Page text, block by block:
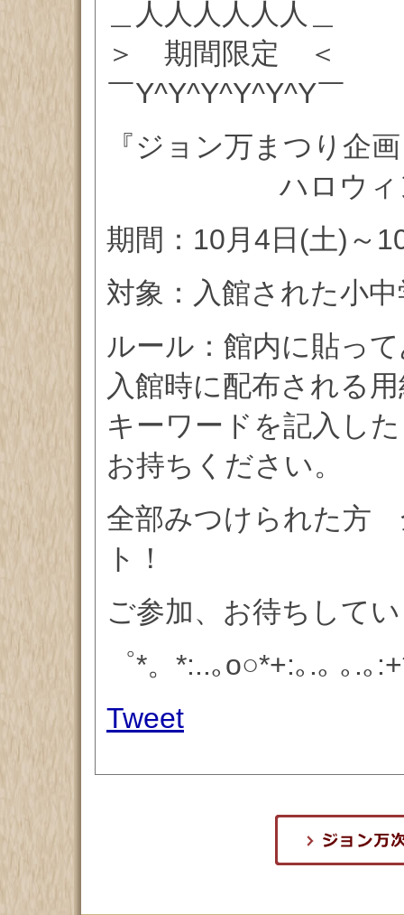
＿人人人人人人＿
＞ 期間限定 ＜
￣Y^Y^Y^Y^Y^Y￣
『ジョン万まつり企画
ハロウィンラ
期間：10月4日(土)～
対象：入館された小
ルール：館内に貼っ
入館時に配布される
キーワードを記入し
お持ちください。
全部みつけられた方
ト！
ご参加、お待ちして
゜*。*:..｡o○*+:｡.｡ ｡.｡
Tweet